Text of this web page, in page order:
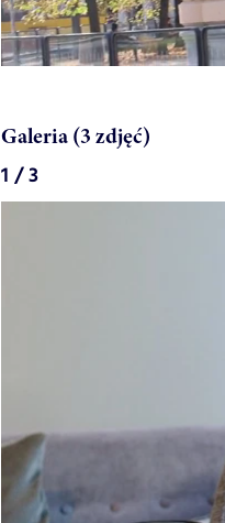
Galeria (3 zdjęć)
1 / 3